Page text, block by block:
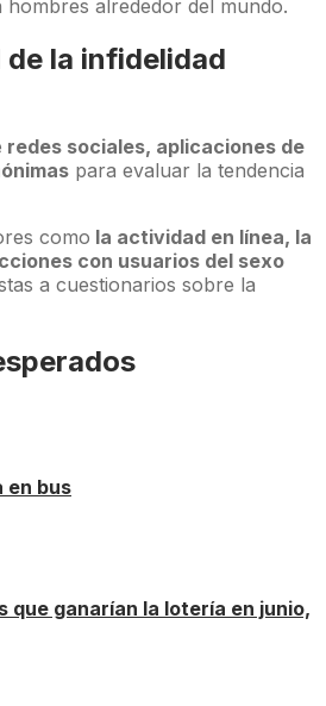
hombres alrededor del mundo.
la infidelidad
redes sociales, aplicaciones de
para evaluar la tendencia
como la actividad en línea, la
con usuarios del sexo
a cuestionarios sobre la
en bus
que ganarían la lotería en junio,